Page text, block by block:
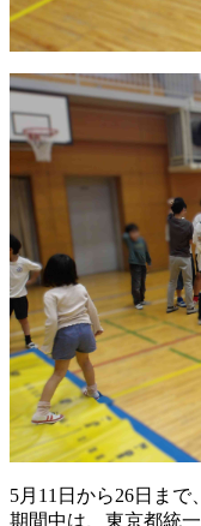
5月11日から26日まで
期間中は、東京都統